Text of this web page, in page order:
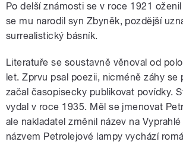
Po delší známosti se v roce 1921
se mu narodil syn Zbyněk, pozdější
surrealistický básník.
Literatuře se soustavně věnoval od
let. Zprvu psal poezii, nicméně záhy se
začal časopisecky publikovat povídky.
vydal v roce 1935. Měl se jmenovat
ale nakladatel změnil název na
názvem Petrolejové lampy vychází